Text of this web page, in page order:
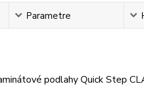
Parametre
podlahy Quick Step